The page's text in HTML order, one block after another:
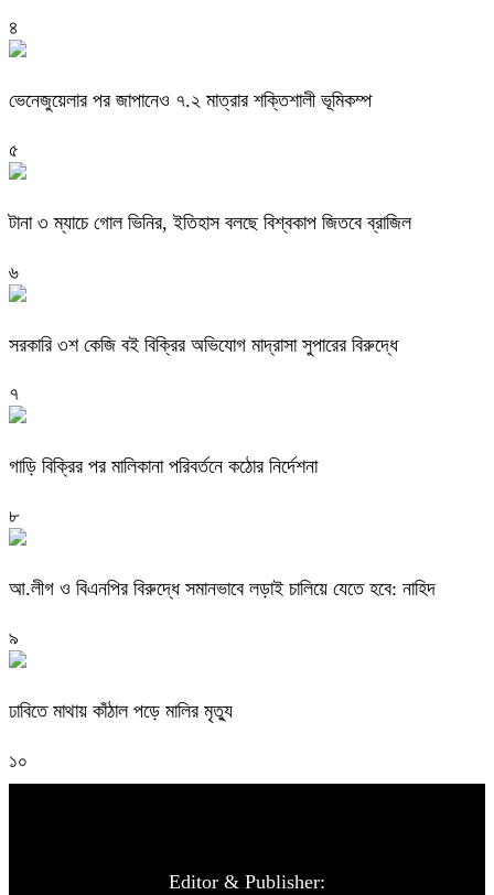
৪
ভেনেজুয়েলার পর জাপানেও ৭.২ মাত্রার শক্তিশালী ভূমিকম্প
৫
টানা ৩ ম্যাচে গোল ভিনির, ইতিহাস বলছে বিশ্বকাপ জিতবে ব্রাজিল
৬
সরকারি ৩শ কেজি বই বিক্রির অভিযোগ মাদ্রাসা সুপারের বিরুদ্ধে
৭
গাড়ি বিক্রির পর মালিকানা পরিবর্তনে কঠোর নির্দেশনা
৮
আ.লীগ ও বিএনপির বিরুদ্ধে সমানভাবে লড়াই চালিয়ে যেতে হবে: নাহিদ
৯
ঢাবিতে মাথায় কাঁঠাল পড়ে মালির মৃত্যু
১০
Editor & Publisher: